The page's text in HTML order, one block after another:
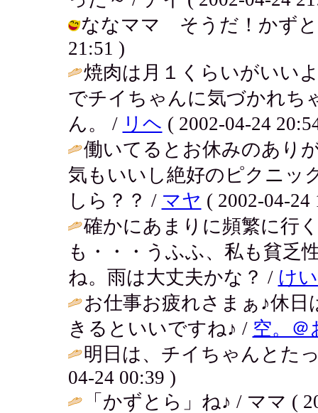
ななママ そうだ！かずと
21:51 )
焼肉は月１くらいがいい
でチイちゃんに気づかれち
ん。 / リヘ ( 2002-04-24
働いてるとお休みのあり
気もいいし絶好のピクニッ
しら？？ / マヤ ( 2002-04-24
確かにあまりに頻繁に行
も・・・うふふ、私も貧乏
ね。雨は大丈夫かな？ / け
お仕事お疲れさまぁ♪休
きるといいですね♪ / 空。＠
明日は、チイちゃんとた
04-24 00:39 )
「かずとら」ね♪ / ママ (